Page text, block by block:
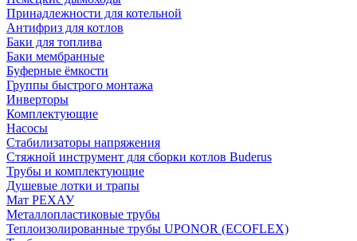
Принадлежности для котельной
Антифриз для котлов
Баки для топлива
Баки мембранные
Буферные ёмкости
Группы быстрого монтажа
Инверторы
Комплектующие
Насосы
Стабилизаторы напряжения
Стяжной инструмент для сборки котлов Buderus
Трубы и комплектующие
Душевые лотки и трапы
Мат РЕХАУ
Металлопластиковые трубы
Теплоизолированные трубы UPONOR (ECOFLEX)